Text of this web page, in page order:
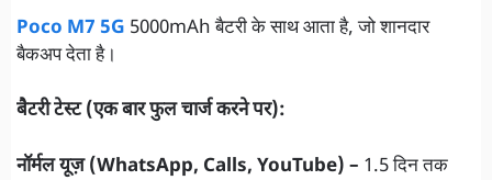
Poco M7 5G 5000mAh बैटरी के साथ आता है, जो शानदार
बैकअप देता है।
बैटरी टेस्ट (एक बार फुल चार्ज करने पर):
नॉर्मल यूज़ (WhatsApp, Calls, YouTube) – 1.5 दिन तक